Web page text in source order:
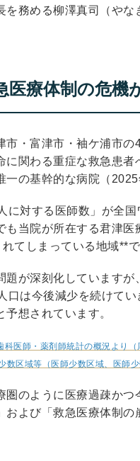
を務める柳澤真司（や
医療体制の危機
市・富津市・袖ケ浦市
に関わる重症な救急患
一の基幹的な病院（
に対する医師数」が全国
も当院が所在する君津
れてしまっている地域**
題が深刻化しています
口は今後減少を続けて
想されています。
医師・薬剤師統計の概況より（
数区域等（医師少数区域、医師
圏のように医療過疎か
および「救急医療体制